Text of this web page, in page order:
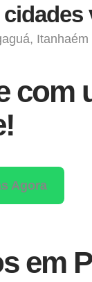
com
Agora
em